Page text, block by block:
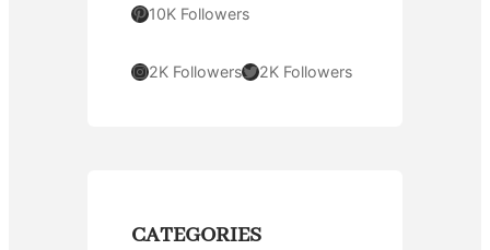
Pinterest 10K Followers
Instagram 2K FollowersTwitter 2K Followers
CATEGORIES